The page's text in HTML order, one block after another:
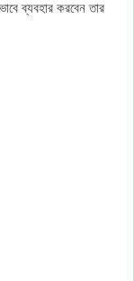
ব্যবহার করবেন তার